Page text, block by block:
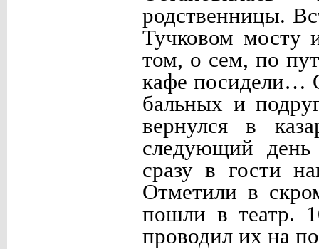
родственницы.
Тучковом мосту
том, о сем, по
кафе посидели…
бальных и
вернулся в
следующий день
сразу в гости
Отметили в
пошли в театр.
проводил их на